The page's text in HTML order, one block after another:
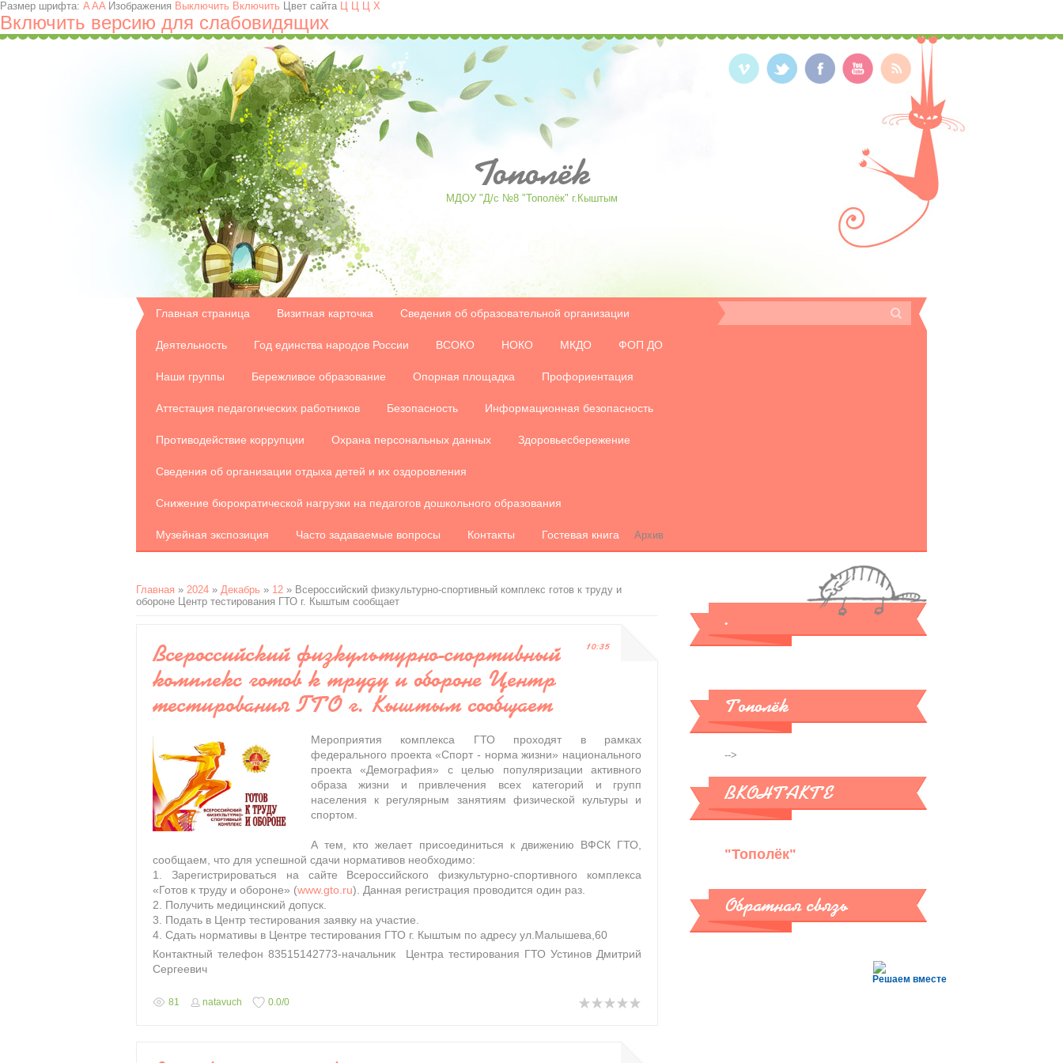
Размер шрифта: A AAИзображения Выключить Включить Цвет сайта Ц Ц Ц Х
Включить версию для слабовидящих
Tополёк
МДОУ "Д/с №8 "Тополёк" г.Кыштым
Главная страница Визитная карточка Сведения об образовательной организации
Деятельность Год единства народов России ВСОКО НОКО МКДО ФОП ДО
Наши группы Бережливое образование Опорная площадка Профориентация
Аттестация педагогических работников Безопасность Информационная безопасность
Противодействие коррупции Охрана персональных данных Здоровьесбережение
Сведения об организации отдыха детей и их оздоровления
Снижение бюрократической нагрузки на педагогов дошкольного образования
Музейная экспозиция Часто задаваемые вопросы Контакты Гостевая книга Архив
Главная » 2024 » Декабрь » 12 » Всероссийский физкультурно-спортивный комплекс готов к труду и
обороне Центр тестирования ГТО г. Кыштым сообщает
10:35
Всероссийский физкультурно-спортивный
комплекс готов к труду и обороне Центр
тестирования ГТО г. Кыштым сообщает
Мероприятия комплекса ГТО проходят в рамках
федерального проекта «Спорт - норма жизни» национального
проекта «Демография» с целью популяризации активного
образа жизни и привлечения всех категорий и групп
населения к регулярным занятиям физической культуры и
спортом.
А тем, кто желает присоединиться к движению ВФСК ГТО,
сообщаем, что для успешной сдачи нормативов необходимо:
1. Зарегистрироваться на сайте Всероссийского физкультурно-спортивного комплекса
«Готов к труду и обороне» (www.gto.ru). Данная регистрация проводится один раз.
2. Получить медицинский допуск.
3. Подать в Центр тестирования заявку на участие.
4. Сдать нормативы в Центре тестирования ГТО г. Кыштым по адресу ул.Малышева,60
Контактный телефон 83515142773-начальник Центра тестирования ГТО Устинов Дмитрий
Сергеевич
81 natavuch 0.0/0
.
Тополёк
-->
ВКОНТАКТЕ
"Тополёк"
Обратная связь
Решаем вместе